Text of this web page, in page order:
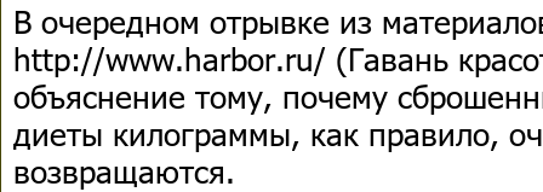
В очередном отрывке из
http://www.harbor.ru/ (Гавань
объяснение тому, почему
диеты килограммы, как правило,
возвращаются.